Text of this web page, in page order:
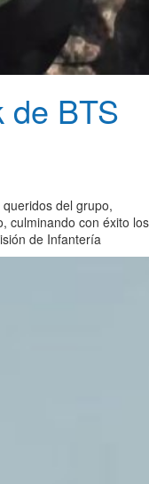
de BTS
del grupo,
culminando con éxito los
de Infantería